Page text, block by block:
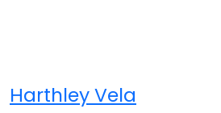
Harthley Vela